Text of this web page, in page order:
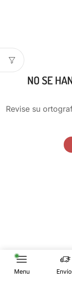
NO SE
Revise su
Menu